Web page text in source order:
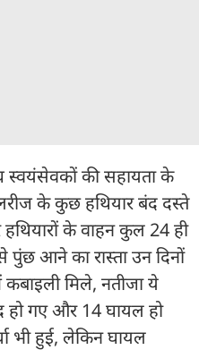
की सहायता के
के कुछ हथियार बंद दस्ते
के वाहन कुल 24 ही
पुंछ आने का रास्ता उन दिनों
मिले, नतीजा ये
गए और 14 घायल हो
भी हुई, लेकिन घायल